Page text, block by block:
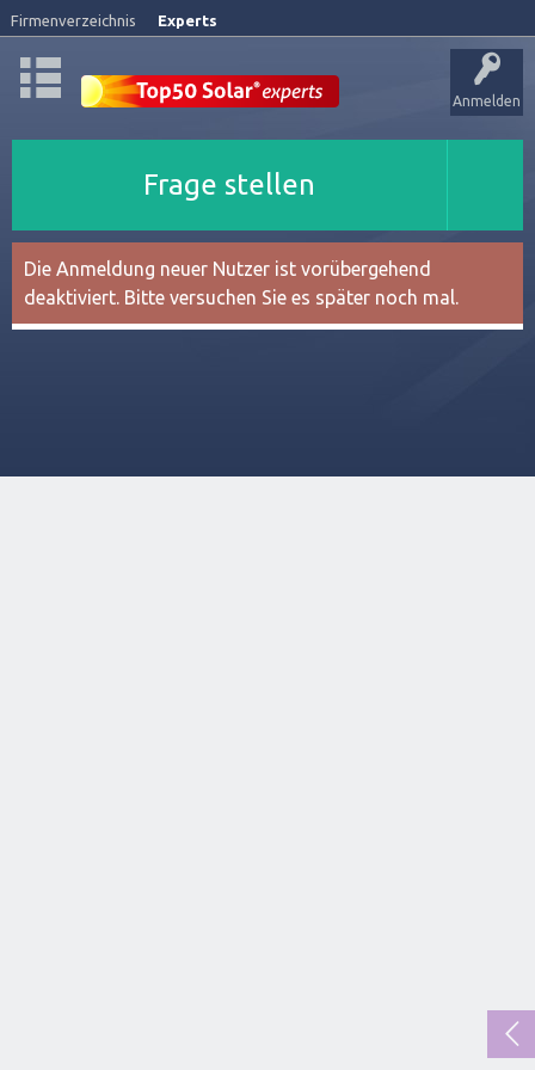
Firmenverzeichnis Experts
Anmelden
Frage stellen
Die Anmeldung neuer Nutzer ist vorübergehend
deaktiviert. Bitte versuchen Sie es später noch mal.